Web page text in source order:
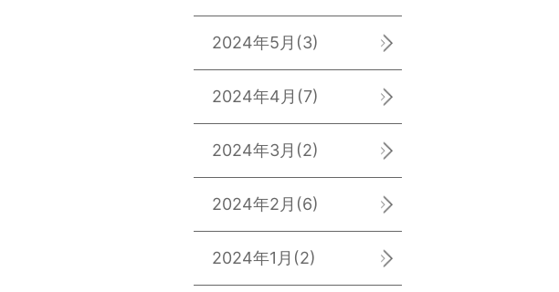
2024年5月 (3)
2024年4月 (7)
2024年3月 (2)
2024年2月 (6)
2024年1月 (2)